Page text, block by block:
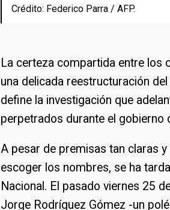
Crédito: Federico Parra / AFP.
Crédito: Federico Parra / AFP.
La certeza compartida entre los
una delicada reestructuración
define la investigación que
perpetrados durante el gobierno
A pesar de premisas tan claras
escoger los nombres, se ha
Nacional. El pasado viernes 25
Jorge Rodríguez Gómez -un